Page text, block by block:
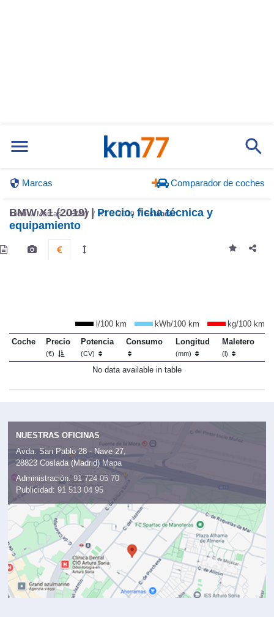
Marcas Comparador de coches
Inicio Marcas BMW X1 2019 Estándar
BMW X1 (2019) | Precio, ficha técnica y
equipamiento
l/100 km kWh/100 km
kg/100 km
Coche
Precio
(€)
Potencia
(CV)
Consumo Longitud
(mm)
Maletero
(l)
No data available in table
NUESTRAS OFICINAS
Avda. San Pablo 28 - Nave 27,
28823 Coslada (Madrid) Mapa
Administración: 91 724 05 70
Publicidad: 91 513 04 95